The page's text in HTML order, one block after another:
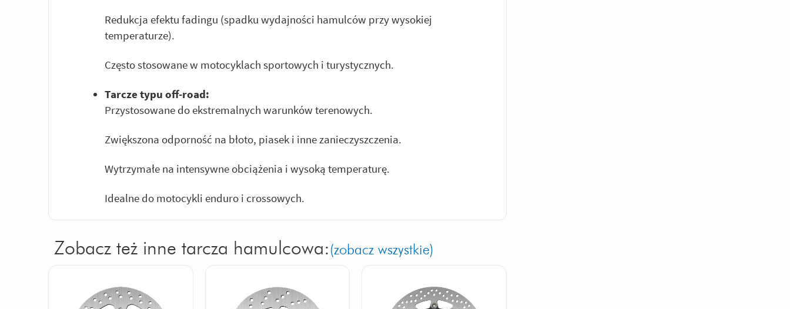
Redukcja efektu fadingu (spadku wydajności hamulców przy wysokiej
temperaturze).
Często stosowane w motocyklach sportowych i turystycznych.
Tarcze typu off-road:
Przystosowane do ekstremalnych warunków terenowych.
Zwiększona odporność na błoto, piasek i inne zanieczyszczenia.
Wytrzymałe na intensywne obciążenia i wysoką temperaturę.
Idealne do motocykli enduro i crossowych.
Zobacz też inne tarcza hamulcowa: (zobacz wszystkie)